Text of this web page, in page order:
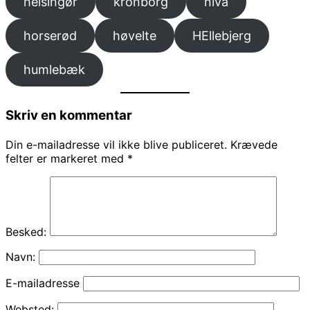
horserød høvelte HEllebjerg
humlebæk
Skriv en kommentar
Din e-mailadresse vil ikke blive publiceret. Krævede
felter er markeret med *
Besked:
Navn:
E-mailadresse